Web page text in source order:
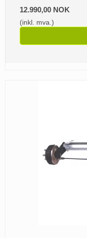
12.990,00 NOK
(inkl. mva.)